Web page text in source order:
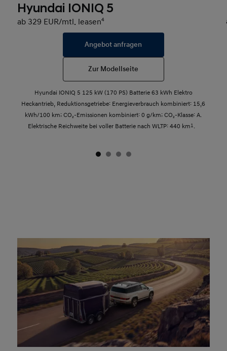
Hyundai IONIQ 5
ab 329 EUR/mtl. leasen4
Angebot anfragen
Zur Modellseite
Hyundai IONIQ 5 125 kW (170 PS) Batterie 63 kWh Elektro
Heckantrieb, Reduktionsgetriebe: Energieverbrauch kombiniert: 15,6
kWh/100 km; CO₂-Emissionen kombiniert: 0 g/km; CO₂-Klasse: A.
Elektrische Reichweite bei voller Batterie nach WLTP: 440 km1.